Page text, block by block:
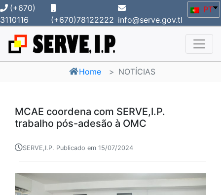
(+670)
3110116
(+670)78122222 info@serve.gov.tl
PT
Home NOTÍCIAS
MCAE coordena com SERVE,I.P.
trabalho pós-adesão à OMC
SERVE,I.P. Publicado em 15/07/2024